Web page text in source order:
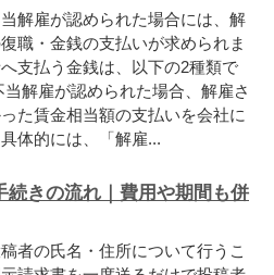
解雇が認められた場合には、解
職・金銭の支払いが求められま
支払う金銭は、以下の2種類で
解雇が認められた場合、解雇さ
た賃金相当額の支払いを会社に
体的には、「解雇...
続きの流れ｜費用や期間も併
者の氏名・住所について行うこ